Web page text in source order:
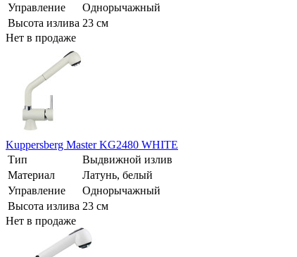
Управление
Однорычажный
Высота излива 23 см
Нет в продаже
Kuppersberg Master KG2480 WHITE
Тип
Выдвижной излив
Материал
Латунь, белый
Управление
Однорычажный
Высота излива 23 см
Нет в продаже